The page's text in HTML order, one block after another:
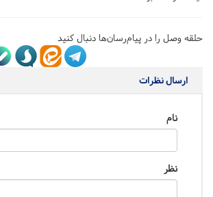
حلقه وصل را در پیام‌رسان‌ها دنبال کنید
ارسال نظرات
نام
نظر